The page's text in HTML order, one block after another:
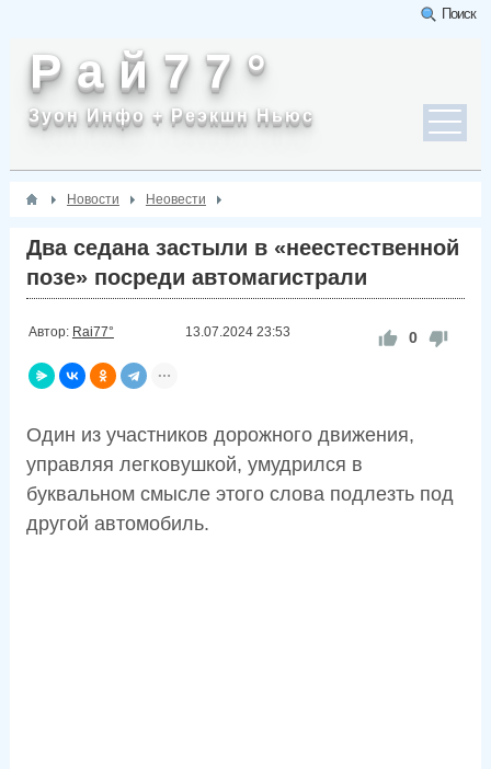
Поиск
Р а й 7 7 °
Зуон Инфо + Реэкшн Ньюс
Новости Неовести
Два седана застыли в «неестественной
позе» посреди автомагистрали
Автор: Rai77° 13.07.2024 23:53 0
Один из участников дорожного движения,
управляя легковушкой, умудрился в
буквальном смысле этого слова подлезть под
другой автомобиль.